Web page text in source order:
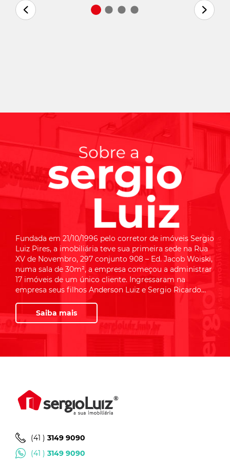
Fundada em 21/10/1996 pelo corretor de imóveis Sergio
Luiz Pires, a imobiliária teve sua primeira sede na Rua
XV de Novembro, 297 conjunto 908 – Ed. Jacob Woiski,
numa sala de 30m², a empresa começou a administrar
17 imóveis de um único cliente. Ingressaram na
empresa seus filhos Anderson Luiz e Sergio Ricardo...
Saiba mais
(41 ) 3149 9090
(41 ) 3149 9090